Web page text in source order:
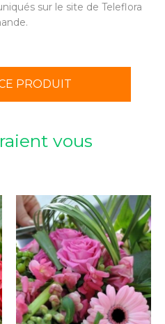
sur le site de Teleflora
PRODUIT
vous